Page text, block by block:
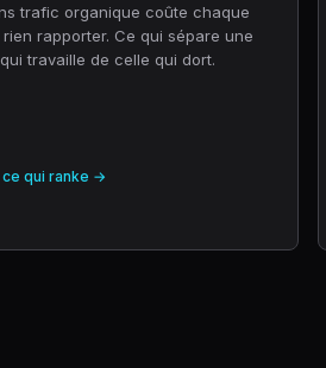
trafic organique coûte chaque
rapporter. Ce qui sépare une
travaille de celle qui dort.
qui ranke →